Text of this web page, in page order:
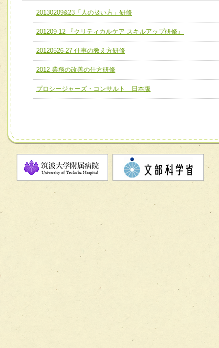
ユニット１ 医療人としての基礎能力
全人的医療を実践する医療人として、必要な基礎能力を身
ける
ユニット２ チーム医療構成力
必要に応じて柔軟に医療チームを組織し、強調できる
ユニット３ 多職種連携力
他職種の視点とスキルを学び、相互理解と連携を深める
チーム01【病院内横断的問題解決チーム】
チーム02【地域医療連携推進による高度医療を必要とする
宅患者等支援チーム】
チーム03【癌患者服薬サポートチーム】
チーム04【口腔ケアチーム】
チーム07【病院職員に対する院内感染対策教育チーム】
チーム08【地域関係機関と連携した小児リハビリテーショ
チーム】
チーム09【術前から始める周術期リハビリテーションチー
チーム11【摂食・嚥下サポートチーム】
チーム12【こどもの食育支援チーム】
20130209&23「人の扱い方」研修
201209-12 『クリティカルケア スキルアップ研修』
20120526-27 仕事の教え方研修
2012 業務の改善の仕方研修
プロシージャーズ・コンサルト 日本版